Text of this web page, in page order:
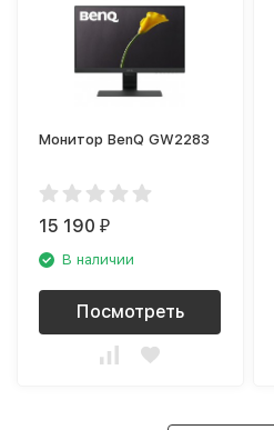
Монитор BenQ GW2283
15 190₽
В наличии
Посмотреть